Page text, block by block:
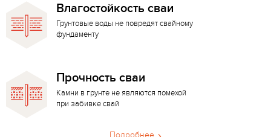
Влагостойкость сваи
Грунтовые воды не повредят свайному
фундаменту
Прочность сваи
Камни в грунте не являются помехой
при забивке свай
Подробнее